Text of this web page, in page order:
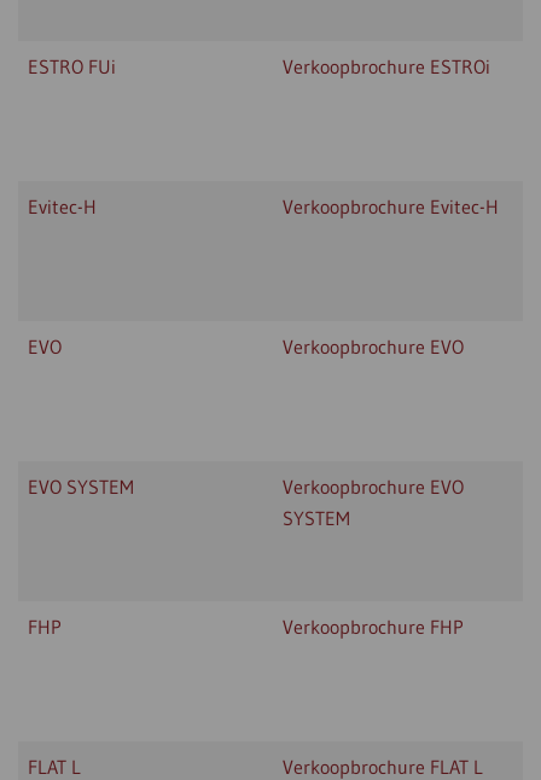
ESTRO FUi Verkoopbrochure ESTROi
Evitec-H Verkoopbrochure Evitec-H
EVO Verkoopbrochure EVO
EVO SYSTEM
Verkoopbrochure EVO
SYSTEM
FHP Verkoopbrochure FHP
FLAT L Verkoopbrochure FLAT L